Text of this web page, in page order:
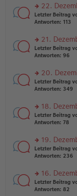
B
ei
tr
n
g
el
e
n
er
tr
a
g
rs
te
n
g
el
e
n
er
tr
a
g
22.
Letzter Beitrag
Antworten: 113
rs
te
n
g
el
e
n
er
tr
a
g
21.
Letzter Beitrag
Antworten: 96
rs
te
n
g
el
e
n
er
tr
a
g
20.
Letzter Beitrag
Antworten: 349
rs
te
n
g
el
e
n
er
18.
Letzter Beitrag
Antworten: 78
rs
te
n
g
el
19.
Letzter Beitrag
Antworten: 236
rs
te
16.
Letzter Beitrag
Antworten: 82